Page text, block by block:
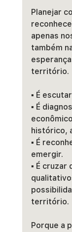
Planejar
apenas
também
território.
▪️ É
▪️ É
histórico,
▪️ É
emergir.
▪️ É
território.
Porque a